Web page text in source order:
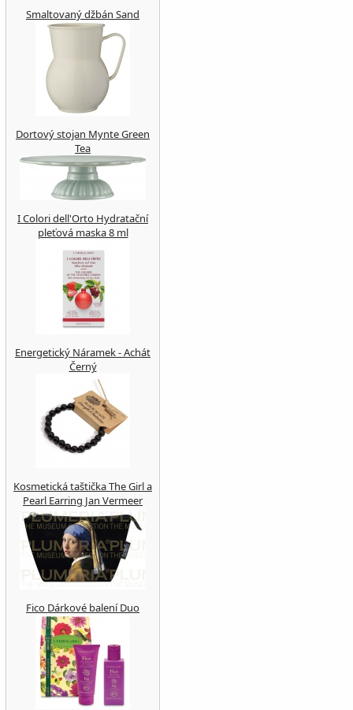
Smaltovaný džbán Sand
Dortový stojan Mynte Green
Tea
I Colori dell'Orto Hydratační
pleťová maska 8 ml
Energetický Náramek - Achát
Černý
Kosmetická taštička The Girl a
Pearl Earring Jan Vermeer
Fico Dárkové balení Duo